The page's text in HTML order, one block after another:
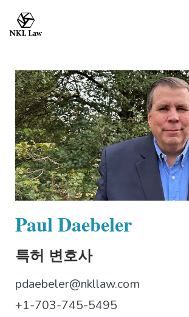
Paul Daebeler
특허 변호사
pdaebeler@nkllaw.com
+1-703-745-5495